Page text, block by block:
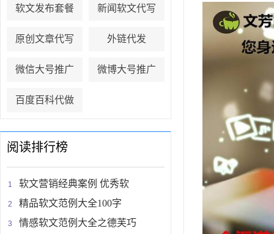
软文发布套餐 新闻软文代写
原创文章代写 外链代发
微信大号推广 微博大号推广
百度百科代做
阅读排行榜
软文营销经典案例 优秀软
精品软文范例大全100字
情感软文范例大全之德芙巧